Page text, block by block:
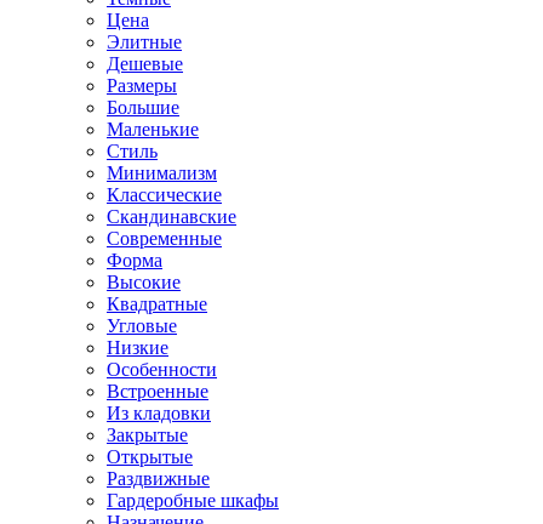
Цена
Элитные
Дешевые
Размеры
Большие
Маленькие
Стиль
Минимализм
Классические
Скандинавские
Современные
Форма
Высокие
Квадратные
Угловые
Низкие
Особенности
Встроенные
Из кладовки
Закрытые
Открытые
Раздвижные
Гардеробные шкафы